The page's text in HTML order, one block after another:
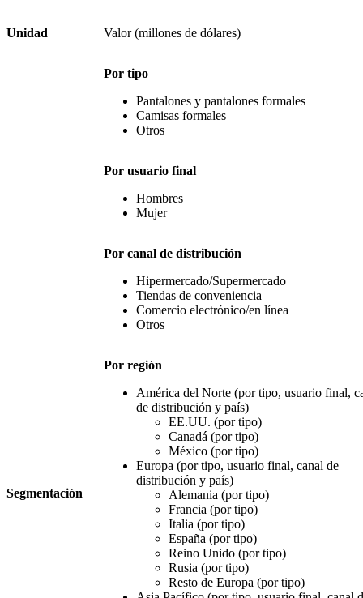
Unidad Valor (millones de dólares)
Segmentación
Por tipo
Pantalones y pantalones formales
Camisas formales
Otros
Por usuario final
Hombres
Mujer
Por canal de distribución
Hipermercado/Supermercado
Tiendas de conveniencia
Comercio electrónico/en línea
Otros
Por región
América del Norte (por tipo, usuario final,
de distribución y país)
EE.UU. (por tipo)
Canadá (por tipo)
México (por tipo)
Europa (por tipo, usuario final, canal de
distribución y país)
Alemania (por tipo)
Francia (por tipo)
Italia (por tipo)
España (por tipo)
Reino Unido (por tipo)
Rusia (por tipo)
Resto de Europa (por tipo)